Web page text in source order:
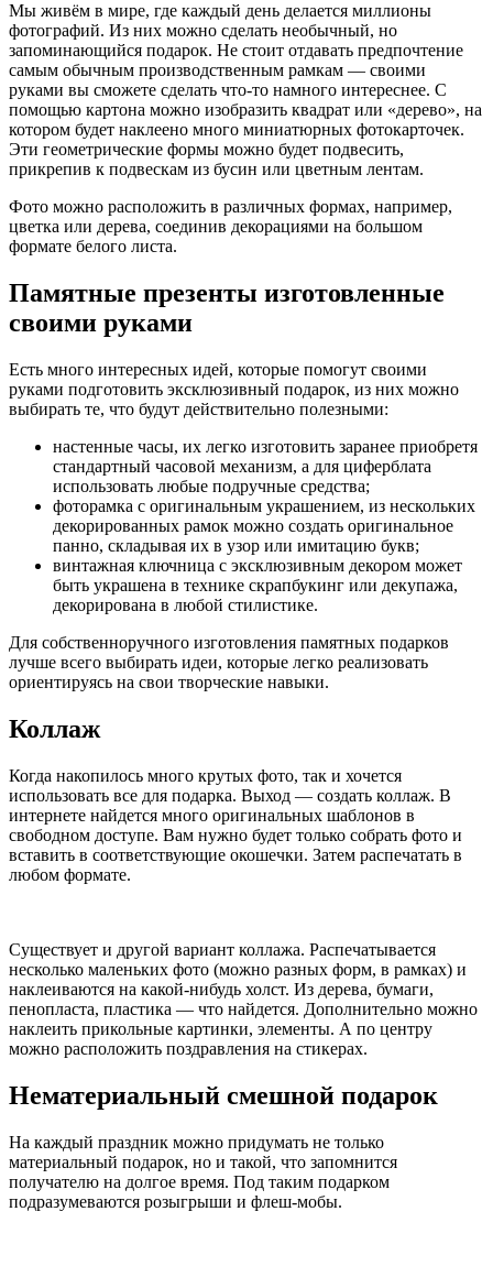
Мы живём в мире, где каждый день делается миллионы
фотографий. Из них можно сделать необычный, но
запоминающийся подарок. Не стоит отдавать предпочтение
самым обычным производственным рамкам — своими
руками вы сможете сделать что-то намного интереснее. С
помощью картона можно изобразить квадрат или «дерево», на
котором будет наклеено много миниатюрных фотокарточек.
Эти геометрические формы можно будет подвесить,
прикрепив к подвескам из бусин или цветным лентам.
Фото можно расположить в различных формах, например,
цветка или дерева, соединив декорациями на большом
формате белого листа.
Памятные презенты изготовленные
своими руками
Есть много интересных идей, которые помогут своими
руками подготовить эксклюзивный подарок, из них можно
выбирать те, что будут действительно полезными:
настенные часы, их легко изготовить заранее приобретя
стандартный часовой механизм, а для циферблата
использовать любые подручные средства;
фоторамка с оригинальным украшением, из нескольких
декорированных рамок можно создать оригинальное
панно, складывая их в узор или имитацию букв;
винтажная ключница с эксклюзивным декором может
быть украшена в технике скрапбукинг или декупажа,
декорирована в любой стилистике.
Для собственноручного изготовления памятных подарков
лучше всего выбирать идеи, которые легко реализовать
ориентируясь на свои творческие навыки.
Коллаж
Когда накопилось много крутых фото, так и хочется
использовать все для подарка. Выход — создать коллаж. В
интернете найдется много оригинальных шаблонов в
свободном доступе. Вам нужно будет только собрать фото и
вставить в соответствующие окошечки. Затем распечатать в
любом формате.
Существует и другой вариант коллажа. Распечатывается
несколько маленьких фото (можно разных форм, в рамках) и
наклеиваются на какой-нибудь холст. Из дерева, бумаги,
пенопласта, пластика — что найдется. Дополнительно можно
наклеить прикольные картинки, элементы. А по центру
можно расположить поздравления на стикерах.
Нематериальный смешной подарок
На каждый праздник можно придумать не только
материальный подарок, но и такой, что запомнится
получателю на долгое время. Под таким подарком
подразумеваются розыгрыши и флеш-мобы.